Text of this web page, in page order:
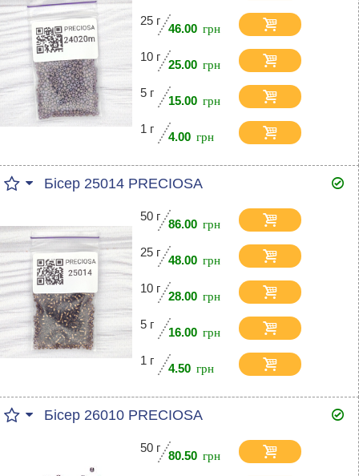
25 г
46.00
10 г
25.00
5 г
15.00
1 г
4.00
Бісер 25014 PRECIOSA
50 г
86.00
25 г
48.00
10 г
28.00
5 г
16.00
1 г
4.50
Бісер 26010 PRECIOSA
50 г
80.50